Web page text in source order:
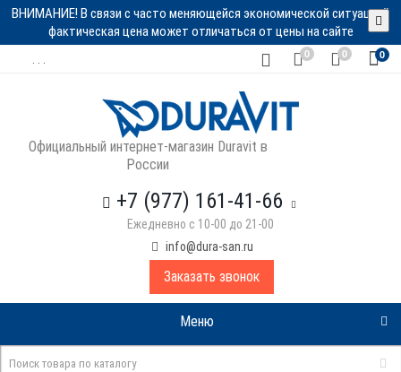
ВНИМАНИЕ! В связи с часто меняющейся экономической ситуацией
фактическая цена может отличаться от цены на сайте
0 0 0
Официальный интернет-магазин Duravit в
России
+7 (977) 161-41-66
Ежедневно с 10-00 до 21-00
info@dura-san.ru
Заказать звонок
Меню